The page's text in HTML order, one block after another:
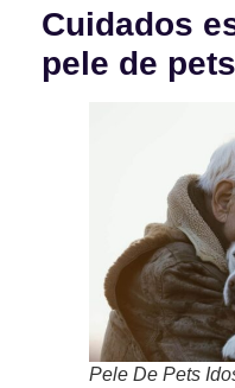
Cuidados
pele de
Pele De Pets